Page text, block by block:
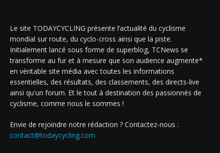
Le site TODAYCYCLING présente l’actualité du cyclisme
mondial sur route, du cyclo-cross ainsi que la piste.
Initialement lancé sous forme de superblog, TCNews se
transforme au fur et à mesure que son audience augmente*
en véritable site média avec toutes les informations
essentielles, des résultats, des classements, des directs-live
ainsi qu'un forum. Et le tout à destination des passionnés de
cyclisme, comme nous le sommes !
Envie de rejoindre notre rédaction ? Contactez-nous :
contact@todaycycling.com